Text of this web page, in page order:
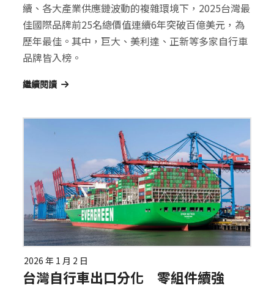
續、各大產業供應鏈波動的複雜環境下，2025台灣最
佳國際品牌前25名總價值連續6年突破百億美元，為
歷年最佳。其中，巨大、美利達、正新等多家自行車
品牌皆入榜。
繼續閱讀
2026 年 1 月 2 日
台灣自行車出口分化 零組件續強